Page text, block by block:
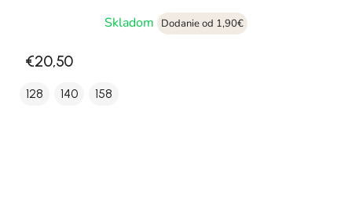
Skladom
Dodanie od 1,90€
€20,50
128 140 158